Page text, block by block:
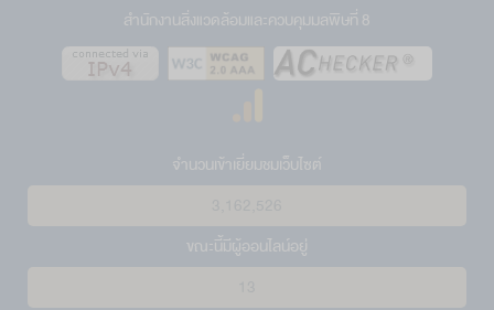
สำนักงานสิ่งแวดล้อมและควบคุมมลพิษที่ 8
จำนวนเข้าเยี่ยมชมเว็บไซต์
ขณะนี้มีผู้ออนไลน์อยู่